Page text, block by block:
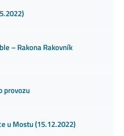
– Rakona Rakovník
provozu
u Mostu (15.12.2022)